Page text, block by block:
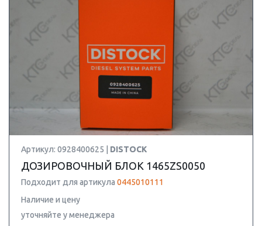
Артикул: 0928400625 | DISTOCK
ДОЗИРОВОЧНЫЙ БЛОК 1465ZS0050
Подходит для артикула 0445010111
Наличие и цену
уточняйте у менеджера